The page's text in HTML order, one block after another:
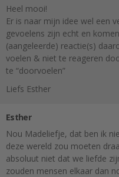
Heel mooi!
Er is naar mijn idee wel een
gevoelens zijn echt en
(aangeleerde) reactie(s)
voelen & niet te reageren
te “doorvoelen”
Liefs Esther
Esther
Nou Madeliefje, dat ben ik
deze wereld zou moeten
absoluut niet dat we liefde
zouden mensen elkaar dan